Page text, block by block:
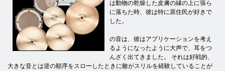
は動物の乾燥した皮膚の縁の上に張ら
に落ちた時、彼は特に原住民が好きで
した。
の音は、彼はアプリケーションを考え
るようになったように大声で、耳をつ
んざく出てきました。 それは好戦的、
大きな音とは逆の順序をスローしたときに敵がスリルを経験していることが